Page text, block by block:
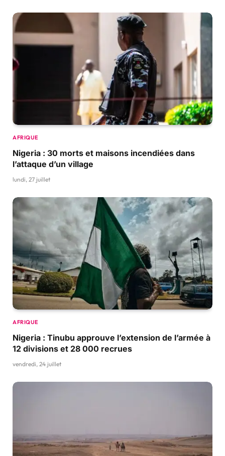
AFRIQUE
Nigeria : 30 morts et maisons incendiées dans
l’attaque d’un village
lundi, 27 juillet
AFRIQUE
Nigeria : Tinubu approuve l’extension de l’armée à
12 divisions et 28 000 recrues
vendredi, 24 juillet